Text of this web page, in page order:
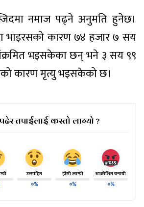
नमाज पढ्ने अनुमति हुनेछ।
भाइरसको कारण ७४ हजार ७ सय
भइसकेका छन् भने ३ सय ९९
कारण मृत्यु भइसकेको छ।
तपाईलाई कस्तो लाग्यो ?
उत्साहित
०%
हाँसो लाग्यो
०%
आक्रोशित बनायो
०%